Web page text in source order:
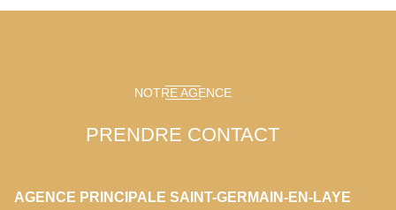
NOTRE AGENCE
PRENDRE CONTACT
AGENCE PRINCIPALE SAINT-GERMAIN-EN-LAYE